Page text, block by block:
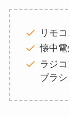
リモ
懐中
ラジ
ブラシ